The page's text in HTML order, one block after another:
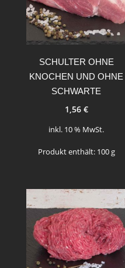
SCHULTER OHNE
KNOCHEN UND OHNE
SCHWARTE
1,56 €
inkl. 10 % MwSt.
Produkt enthält: 100g